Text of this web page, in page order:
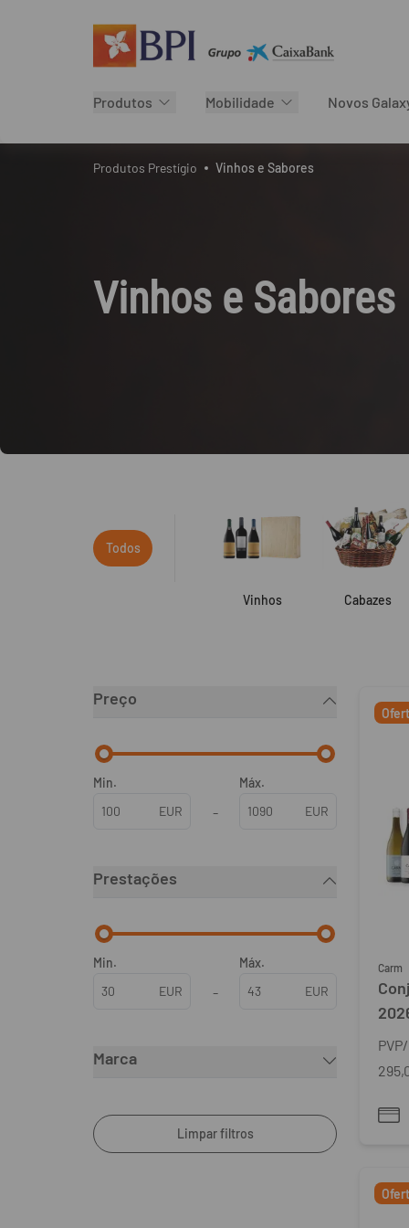
Deloitte Marketbank
Produtos Mobilidade Novos
Produtos Prestígio Vinhos e Sabores
Vinhos e Sabores
Todos
Vinhos Cabazes
Filtros
Preço
Min.
EUR
-
Máx.
EUR
Prestações
Min.
EUR
-
Máx.
EUR
Marca
Limpar filtros
Carm